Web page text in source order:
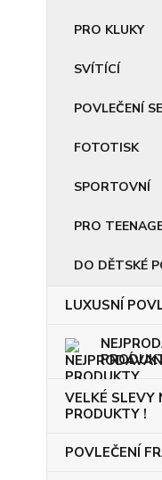
PRO KLUKY
SVÍTÍCÍ
POVLEČENÍ
FOTOTISK
SPORTOVNÍ
PRO
DO DĚTSKÉ
LUXUSNÍ
VELKÉ SLEVY
PRODUKTY !
POVLEČENÍ